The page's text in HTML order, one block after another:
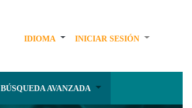
IDIOMA INICIAR SESIÓN
BÚSQUEDA AVANZADA